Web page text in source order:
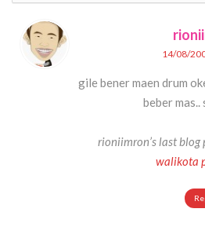
14/08/
gile bener maen drum
beber
rioniimron’s last blog
walikota